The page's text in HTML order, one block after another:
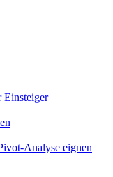
Einsteiger
Analyse eignen